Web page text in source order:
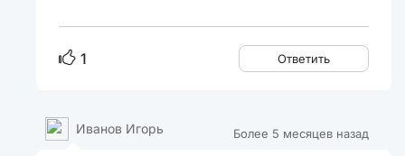
1 Ответить
Более 5 месяцев назад
Иванов Игорь